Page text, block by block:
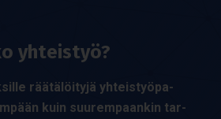
yhteis­työ?
rää­tä­löi­tyjä yhteis­työ­pa­
kuin suu­rem­paan­kin tar­